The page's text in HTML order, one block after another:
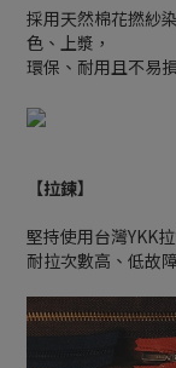
採用天然棉花撚紗
色、上漿，
環保、耐用且不易
【拉鍊】
堅持使用台灣YKK
耐拉次數高、低故